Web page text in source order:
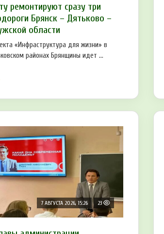
ремонтируют сразу три
Брянск – Дятьково –
области
«Инфраструктура для жизни» в
районах Брянщины идет ...
7 АВГУСТА 2026, 15:26 23